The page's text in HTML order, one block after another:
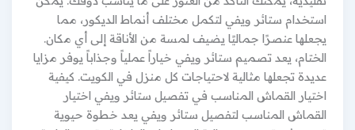
استخدام ستائر ويفي لتكمل مختلف أنماط الديكور، مما
يجعلها عنصرًا جماليًا يضيف لمسة من الأناقة إلى أي مكان.
الختام، يعد تصميم ستائر ويفي خياراً عملياً وجذاباً يوفر مزايا
عديدة تجعلها مثالية لاحتياجات كل منزل في الكويت. كيفية
اختيار القماش المناسب في تفصيل ستائر ويفي اختيار
القماش المناسب لتفصيل ستائر ويفي يعد خطوة حيوية